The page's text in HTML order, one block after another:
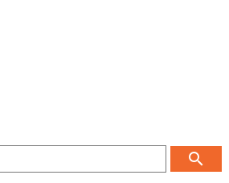
search